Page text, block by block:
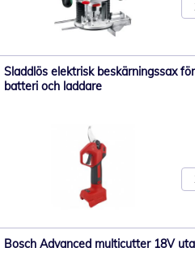
Sladdlös elektrisk beskärningssax
batteri och laddare
Bosch Advanced multicutter 18V